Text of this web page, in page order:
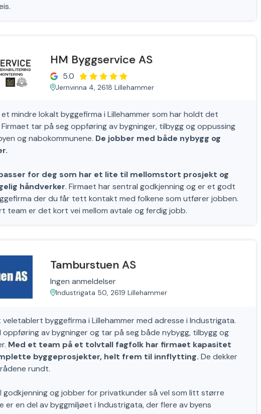
HM Byggservice AS
5.0
Jernvinna 4, 2618 Lillehammer
et mindre lokalt byggefirma i Lillehammer som har holdt det
tar på seg oppføring av bygninger, tilbygg og oppussing
og nabokommunene. De jobber med både nybygg og
for deg som har et lite til mellomstort prosjekt og
håndverker. Firmaet har sentral godkjenning og er et godt
der du får tett kontakt med folkene som utfører jobben.
team er det kort vei mellom avtale og ferdig jobb.
Tamburstuen AS
Ingen anmeldelser
Industrigata 50, 2619 Lillehammer
byggefirma i Lillehammer med adresse i Industrigata.
oppføring av bygninger og tar på seg både nybygg, tilbygg og
Med et team på et tolvtall fagfolk har firmaet kapasitet
byggeprosjekter, helt frem til innflytting. De dekker
rundt.
godkjenning og jobber for privatkunder så vel som litt større
er en del av byggmiljøet i Industrigata, der flere av byens